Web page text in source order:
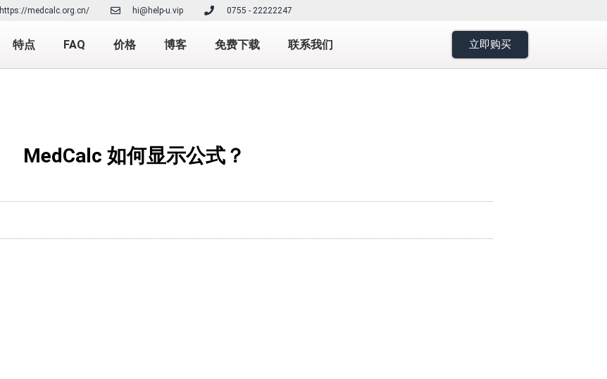
https://medcalc.org.cn/ hi@help-u.vip 0755 - 22222247
特点 FAQ 价格 博客 免费下载 联系我们 立即购买
MedCalc 如何显示公式？